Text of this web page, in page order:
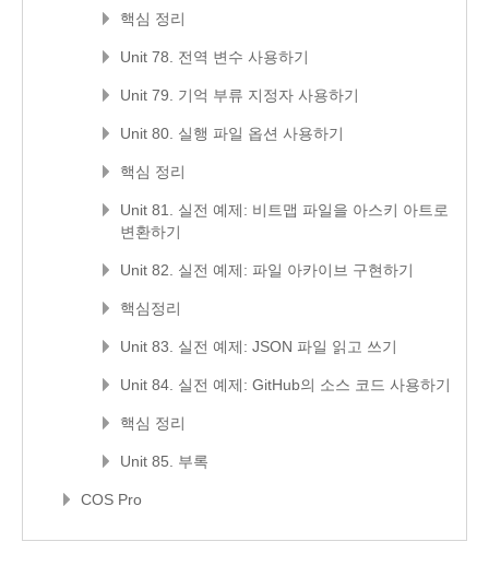
핵심 정리
Unit 78. 전역 변수 사용하기
Unit 79. 기억 부류 지정자 사용하기
Unit 80. 실행 파일 옵션 사용하기
핵심 정리
Unit 81. 실전 예제: 비트맵 파일을 아스키 아트로
변환하기
Unit 82. 실전 예제: 파일 아카이브 구현하기
핵심정리
Unit 83. 실전 예제: JSON 파일 읽고 쓰기
Unit 84. 실전 예제: GitHub의 소스 코드 사용하기
핵심 정리
Unit 85. 부록
COS Pro